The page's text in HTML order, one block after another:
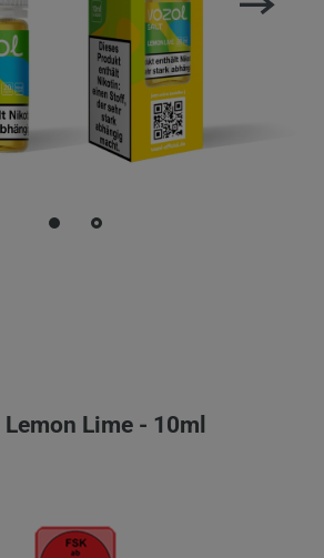
Lime - 10ml